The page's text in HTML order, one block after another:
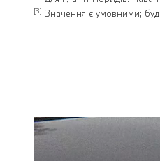
[3] Значення є умовними;